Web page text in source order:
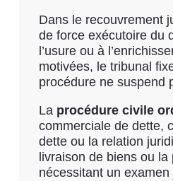
Dans le recouvrement
de force exécutoire du
l’usure ou à
motivées, le tribunal
procédure ne suspend
La procédure civile
commerciale de dette,
dette ou la relation
livraison de biens ou
nécessitant un